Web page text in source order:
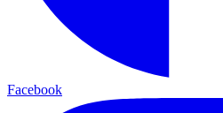
Facebook